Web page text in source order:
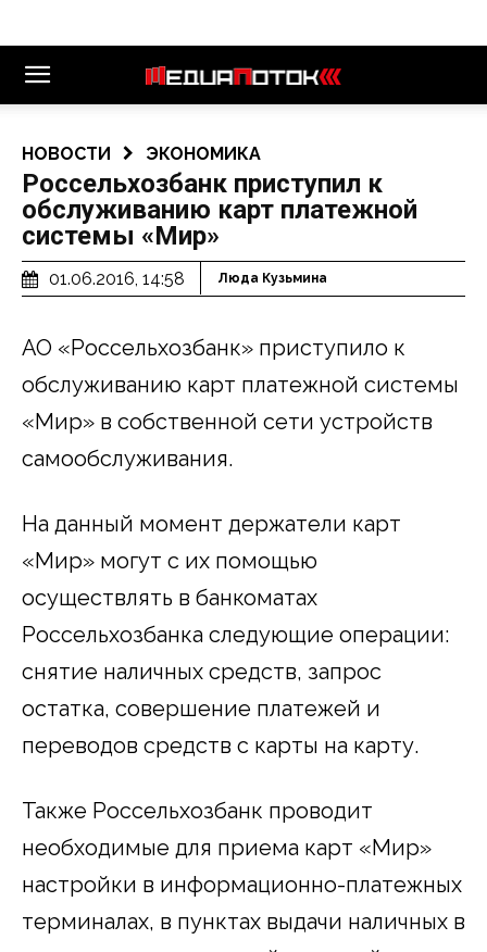
НОВОСТИ ЭКОНОМИКА
Россельхозбанк приступил к
обслуживанию карт платежной
системы «Мир»
01.06.2016, 14:58 Люда Кузьмина
АО «Россельхозбанк» приступило к
обслуживанию карт платежной системы
«Мир» в собственной сети устройств
самообслуживания.
На данный момент держатели карт
«Мир» могут с их помощью
осуществлять в банкоматах
Россельхозбанка следующие операции:
снятие наличных средств, запрос
остатка, совершение платежей и
переводов средств с карты на карту.
Также Россельхозбанк проводит
необходимые для приема карт «Мир»
настройки в информационно-платежных
терминалах, в пунктах выдачи наличных в